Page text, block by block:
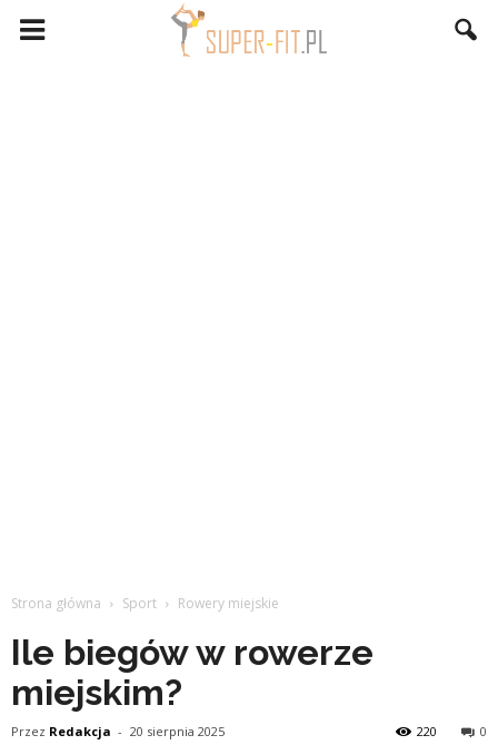
Strona główna Sport Rowery miejskie
Ile biegów w rowerze
miejskim?
Przez Redakcja - 20 sierpnia 2025 0
220